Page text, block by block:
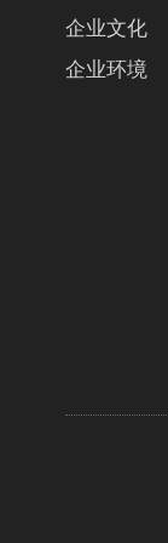
企业文化
企业环境